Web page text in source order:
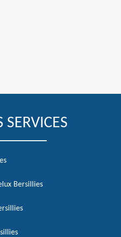
SERVICES
Bersillies